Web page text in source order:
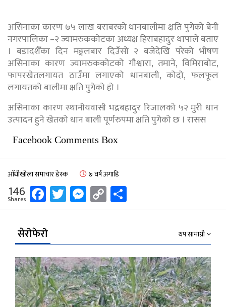
असिनाका कारण ७५ लाख बराबरको धानबालीमा क्षति पुगेको बेनी
नगरपालिका –२ ज्यामरुककोटका अध्यक्ष हिराबहादुर थापाले बताए
। बडादशैँका दिन मङ्गलबार दिउँसो २ बजेदेखि परेको भीषण
असिनाका कारण ज्यामरुककोटको गौश्वारा, तमाने, विमिराबोट,
फापरखेतलगायत ठाउँमा लगाएको धानबाली, कोदो, फलफूल
लगायतको बालीमा क्षति पुगेको हो ।
असिनाका कारण स्थानीयवासी भद्रबहादुर रिजालको ५२ मुरी धान
उत्पादन हुने खेतको धान बाली पूर्णरुपमा क्षति पुगेको छ । रासस
Facebook Comments Box
आँधीखोला समाचार डेस्क ७ वर्ष अगाडि
146
Shares Facebook
Twitter
Messenger
Copy
Link
सेरोफेरो थप सामाग्री